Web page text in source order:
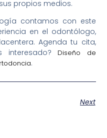
propios medios.
contamos con este
en el odontólogo,
Agenda tu cita,
interesado? Diseño de
.
Next